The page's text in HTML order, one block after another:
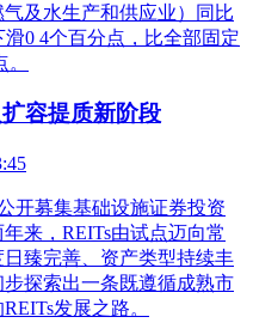
及水生产和供应业）同比
0 4个百分点，比全部固定
容提质新阶段
开募集基础设施证券投资
来，REITs由试点迈向常
臻完善、资产类型持续丰
探索出一条既遵循成熟市
发展之路。